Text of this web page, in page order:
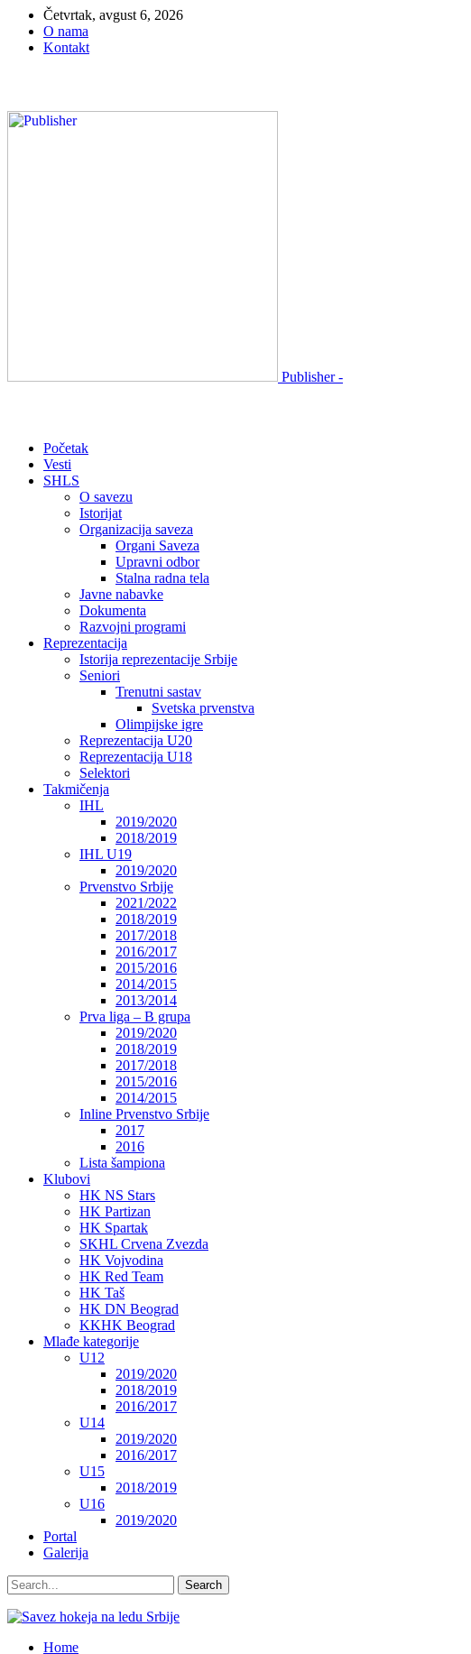
Četvrtak, avgust 6, 2026
O nama
Kontakt
Publisher -
Početak
Vesti
SHLS
O savezu
Istorijat
Organizacija saveza
Organi Saveza
Upravni odbor
Stalna radna tela
Javne nabavke
Dokumenta
Razvojni programi
Reprezentacija
Istorija reprezentacije Srbije
Seniori
Trenutni sastav
Svetska prvenstva
Olimpijske igre
Reprezentacija U20
Reprezentacija U18
Selektori
Takmičenja
IHL
2019/2020
2018/2019
IHL U19
2019/2020
Prvenstvo Srbije
2021/2022
2018/2019
2017/2018
2016/2017
2015/2016
2014/2015
2013/2014
Prva liga – B grupa
2019/2020
2018/2019
2017/2018
2015/2016
2014/2015
Inline Prvenstvo Srbije
2017
2016
Lista šampiona
Klubovi
HK NS Stars
HK Partizan
HK Spartak
SKHL Crvena Zvezda
HK Vojvodina
HK Red Team
HK Taš
HK DN Beograd
KKHK Beograd
Mlađe kategorije
U12
2019/2020
2018/2019
2016/2017
U14
2019/2020
2016/2017
U15
2018/2019
U16
2019/2020
Portal
Galerija
Home